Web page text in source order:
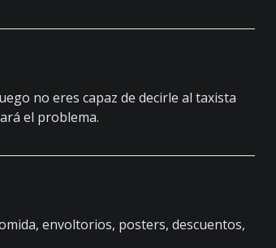
no eres capaz de decirle al taxista
el problema.
envoltorios, posters, descuentos,